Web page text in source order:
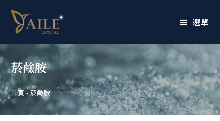
選單
菸鹼胺
首頁-菸鹼胺